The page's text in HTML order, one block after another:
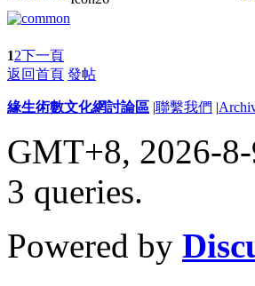
12下一頁
返回首頁 發帖
緣生術數文化網討論區 |聯繫我們 |
GMT+8, 2026-
3 queries.
Powered by